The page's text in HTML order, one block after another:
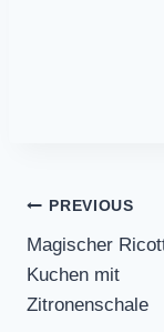
Post
PREVIOUS
Magischer
Kuchen mit
Zitronenschale